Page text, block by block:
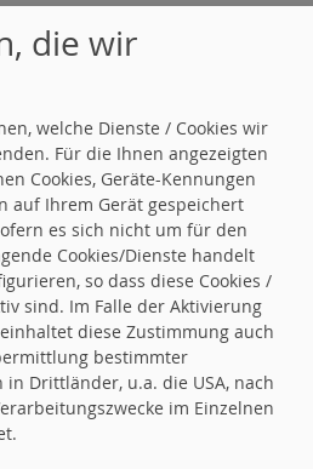
aus dem
Ein
und
erwartete
des
weiterlesen
die wir
welche Dienste / Cookies wir
Für die Ihnen angezeigten
Cookies, Geräte-Kennungen
auf Ihrem Gerät gespeichert
es sich nicht um für den
Cookies/Dienste handelt
so dass diese Cookies /
sind. Im Falle der Aktivierung
diese Zustimmung auch
bestimmter
Drittländer, u.a. die USA, nach
im Einzelnen